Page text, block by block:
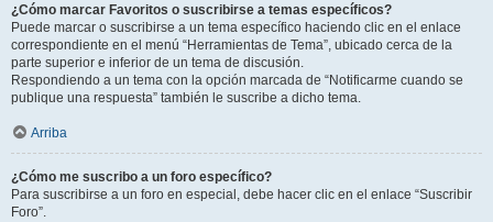
¿Cómo marcar Favoritos o suscribirse a temas específicos?
Puede marcar o suscribirse a un tema específico haciendo clic en el enlace
correspondiente en el menú “Herramientas de Tema”, ubicado cerca de la
parte superior e inferior de un tema de discusión.
Respondiendo a un tema con la opción marcada de “Notificarme cuando se
publique una respuesta” también le suscribe a dicho tema.
Arriba
¿Cómo me suscribo a un foro específico?
Para suscribirse a un foro en especial, debe hacer clic en el enlace “Suscribir
Foro”.